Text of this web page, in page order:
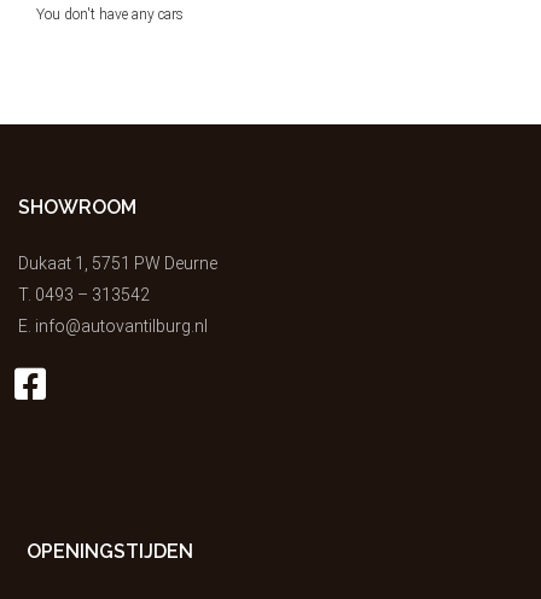
You don't have any cars
SHOWROOM
Dukaat 1, 5751 PW Deurne
T. 0493 – 313542
E. info@autovantilburg.nl
OPENINGSTIJDEN